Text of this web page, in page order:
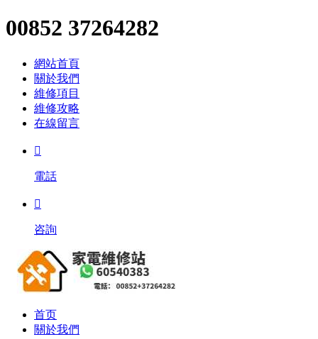
00852 37264282
網站首頁
關於我們
維修項目
維修攻略
在線留言

電話

咨詢
首页
關於我們